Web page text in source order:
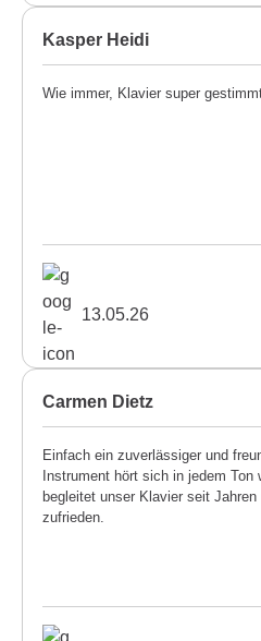
Kasper Heidi
Wie immer, Klavier super
13.05.26
Carmen Dietz
Einfach ein zuverlässiger und
Instrument hört sich in jedem
begleitet unser Klavier seit
zufrieden.